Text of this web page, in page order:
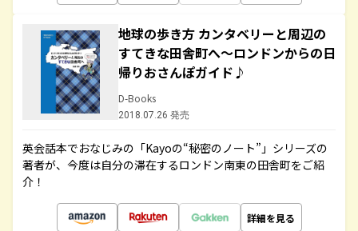
地球の歩き方 カンタベリーと周辺の
すてきな田舎町へ～ロンドンからの日
帰りおさんぽガイド♪
D-Books
2018.07.26 発売
英会話本でおなじみの「Kayoの“秘密のノート”」シリーズの
著者が、今度は自分の滞在するロンドン南東の田舎町をご紹
介！
詳細を見る